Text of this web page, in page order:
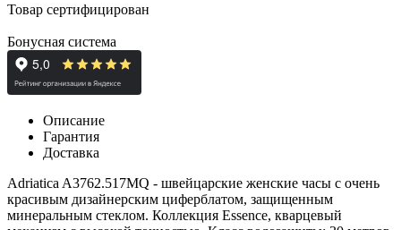
Товар сертифицирован
Бонусная система
Описание
Гарантия
Доставка
Adriatica A3762.517MQ - швейцарские женские часы с очень
красивым дизайнерским циферблатом, защищенным
минеральным стеклом. Коллекция Essence, кварцевый